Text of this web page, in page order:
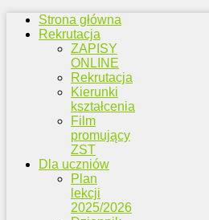
Strona główna
Rekrutacja
ZAPISY
ONLINE
Rekrutacja
Kierunki
kształcenia
Film
promujący
ZST
Dla uczniów
Plan
lekcji
2025/2026